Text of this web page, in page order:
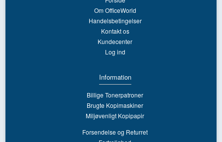
Om OfficeWorld
Handelsbetingelser
Kontakt os
Kundecenter
Log ind
Information
Billige Tonerpatroner
Brugte Kopimaskiner
Miljøvenligt Kopipapir
Forsendelse og Returret